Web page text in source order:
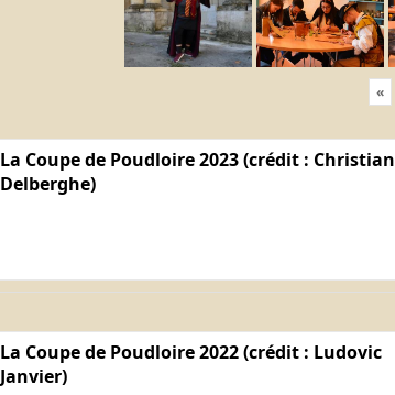
«
La Coupe de Poudloire 2023 (crédit : Christian
Delberghe)
La Coupe de Poudloire 2022 (crédit : Ludovic
Janvier)